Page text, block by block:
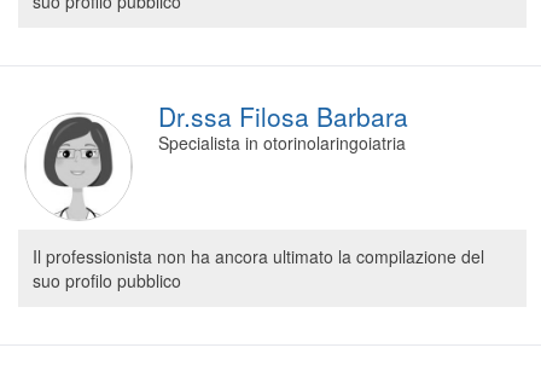
Dr.ssa Filosa Barbara
Specialista in otorinolaringoiatria
Il professionista non ha ancora ultimato la compilazione del
suo profilo pubblico